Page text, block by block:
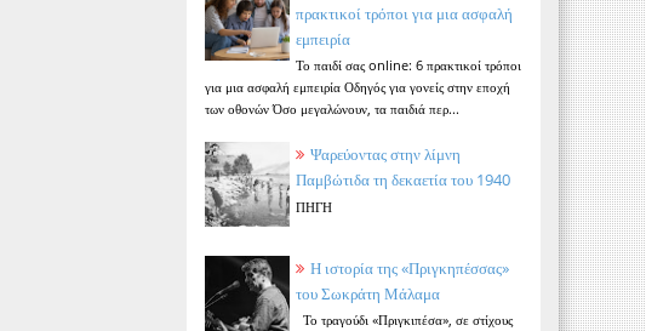
πρακτικοί τρόποι για μια ασφαλή
εμπειρία
Το παιδί σας online: 6 πρακτικοί τρόποι
για μια ασφαλή εμπειρία Οδηγός για γονείς στην εποχή
των οθονών Όσο μεγαλώνουν, τα παιδιά περ...
Ψαρεύοντας στην λίμνη
Παμβώτιδα τη δεκαετία του 1940
ΠΗΓΗ
Η ιστορία της «Πριγκηπέσσας»
του Σωκράτη Μάλαμα
Το τραγούδι «Πριγκιπέσα», σε στίχους